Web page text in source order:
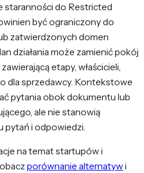
staranności do Restricted
być ograniczony do
zatwierdzonych domen
działania może zamienić pokój
etapy, właścicieli,
dla sprzedawcy. Kontekstowe
pytania obok dokumentu lub
ale nie stanowią
pytań i odpowiedzi.
na temat startupów i
porównanie alternatywi